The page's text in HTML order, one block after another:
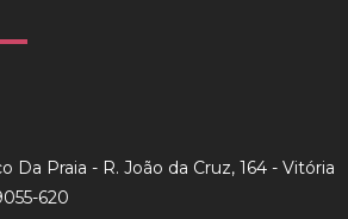
Da Praia - R. João da Cruz, 164 - Vitória
620